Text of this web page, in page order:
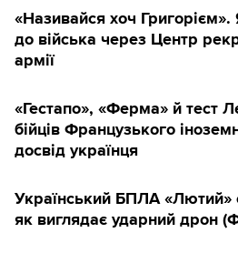
«Називайся хоч Григорієм».
до війська через Центр
армії
«Гестапо», «Ферма» й тест
бійців Французького
досвід українця
Український БПЛА «Лютий»
як виглядає ударний дрон